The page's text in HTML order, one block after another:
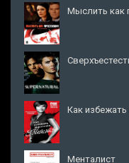
Мыслить как
Как избежать
Менталист